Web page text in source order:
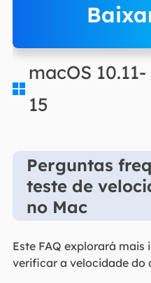

macOS 10.11-
15
Perguntas
teste de
no Mac
Este FAQ explorará
verificar a velocidade do